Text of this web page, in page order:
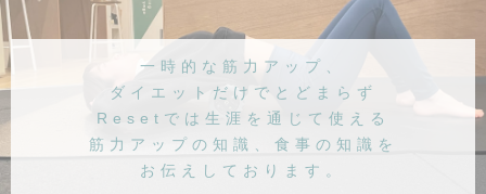
一時的な筋力アップ、
ダイエットだけでとどまらず
Resetでは生涯を通じて使える
筋力アップの知識、食事の知識を
お伝えしております。